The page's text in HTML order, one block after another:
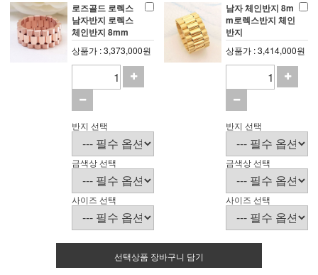
로즈골드 로렉스
남자반지 로렉스
체인반지 8mm
상품가 : 3,373,000원
반지 선택
금색상 선택
사이즈 선택
남자 체인반지 8m
m로렉스반지 체인
반지
상품가 : 3,414,000원
반지 선택
금색상 선택
사이즈 선택
선택상품 장바구니 담기